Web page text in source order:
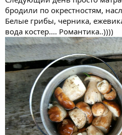
бродили по окрестностям,
Белые грибы, черника,
вода костер.... Романтика..))))